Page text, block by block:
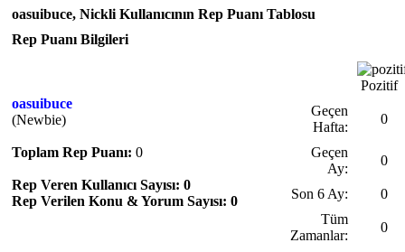
oasuibuce, Nickli Kullanıcının Rep Puanı Tablosu
Rep Puanı Bilgileri
oasuibuce
(Newbie)
Toplam Rep Puanı: 0
Rep Veren Kullanıcı Sayısı: 0
Rep Verilen Konu & Yorum Sayısı: 0
Pozitif
Geçen
Hafta:
0
Geçen
Ay:
0
Son 6 Ay:
0
Tüm
Zamanlar:
0